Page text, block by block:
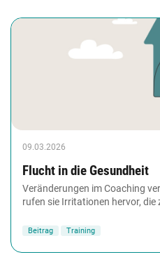
09.03.2026
Flucht in die Gesundheit
Veränderungen im Coaching
rufen sie Irritationen hervor, die
Beitrag Training